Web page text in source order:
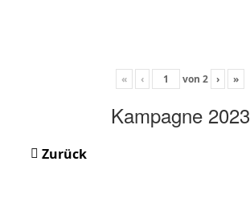
« ‹ von 2 › »
Kampagne 2023
Zurück